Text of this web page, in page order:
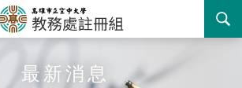
最新消息
略過字型切